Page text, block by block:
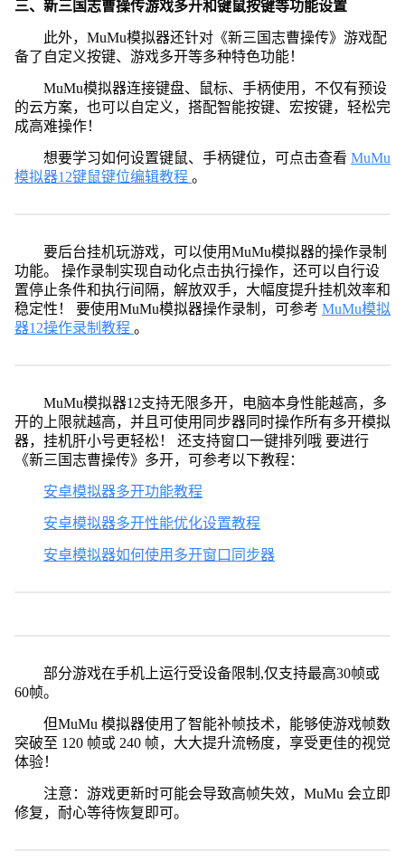
三、新三国志曹操传游戏多开和键鼠按键等功能设置
此外，MuMu模拟器还针对《新三国志曹操传》游戏配
备了自定义按键、游戏多开等多种特色功能！
MuMu模拟器连接键盘、鼠标、手柄使用，不仅有预设
的云方案，也可以自定义，搭配智能按键、宏按键，轻松完
成高难操作！
想要学习如何设置键鼠、手柄键位，可点击查看 MuMu
模拟器12键鼠键位编辑教程 。
要后台挂机玩游戏，可以使用MuMu模拟器的操作录制
功能。 操作录制实现自动化点击执行操作，还可以自行设
置停止条件和执行间隔，解放双手，大幅度提升挂机效率和
稳定性！ 要使用MuMu模拟器操作录制，可参考 MuMu模拟
器12操作录制教程 。
MuMu模拟器12支持无限多开，电脑本身性能越高，多
开的上限就越高，并且可使用同步器同时操作所有多开模拟
器，挂机肝小号更轻松！ 还支持窗口一键排列哦 要进行
《新三国志曹操传》多开，可参考以下教程：
安卓模拟器多开功能教程
安卓模拟器多开性能优化设置教程
安卓模拟器如何使用多开窗口同步器
部分游戏在手机上运行受设备限制,仅支持最高30帧或
60帧。
但MuMu 模拟器使用了智能补帧技术，能够使游戏帧数
突破至 120 帧或 240 帧，大大提升流畅度，享受更佳的视觉
体验！
注意：游戏更新时可能会导致高帧失效，MuMu 会立即
修复，耐心等待恢复即可。